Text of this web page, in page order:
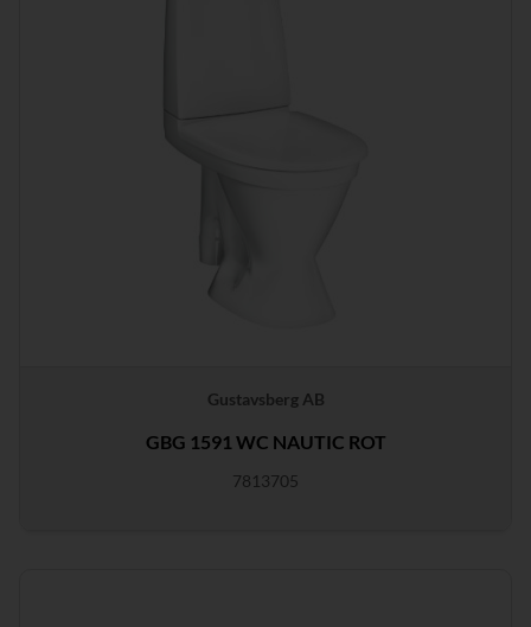
Gustavsberg AB
GBG 1591 WC NAUTIC ROT
7813705